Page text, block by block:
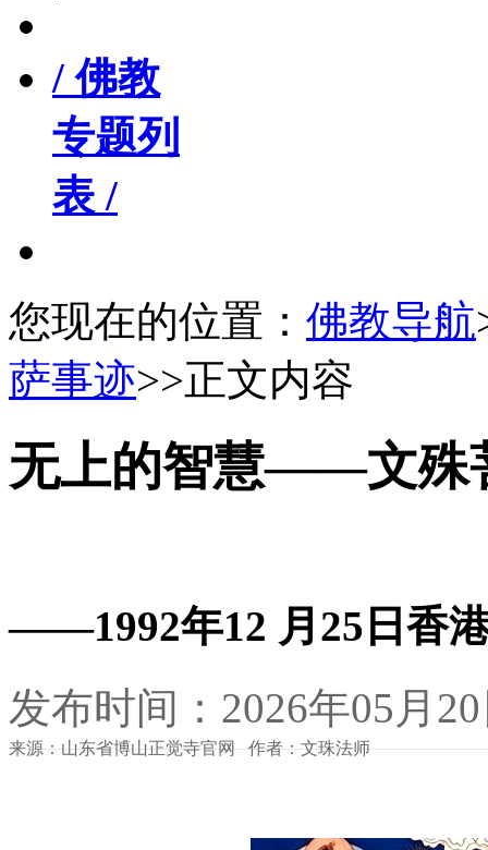
/ 佛教
专题列
表 /
您现在的位置： 佛教导航
萨事迹>>正文内容
无上的智慧——文殊
——1992年12 月25日香
发布时间：2026年05月
来源：山东省博山正觉寺官网 作者：文珠法师